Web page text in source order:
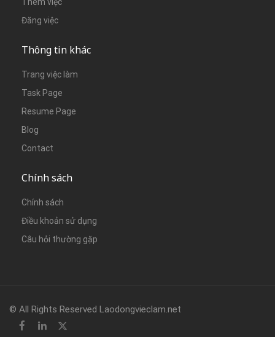
Đăng việc
Thông tin khác
Trang việc làm
Task Page
Resume Page
Blog
Contact
Chính sách
Chính sách
Điều khoản sử dụng
Câu hỏi thường gặp
© All Rights Reserved Laodongvieclam.net